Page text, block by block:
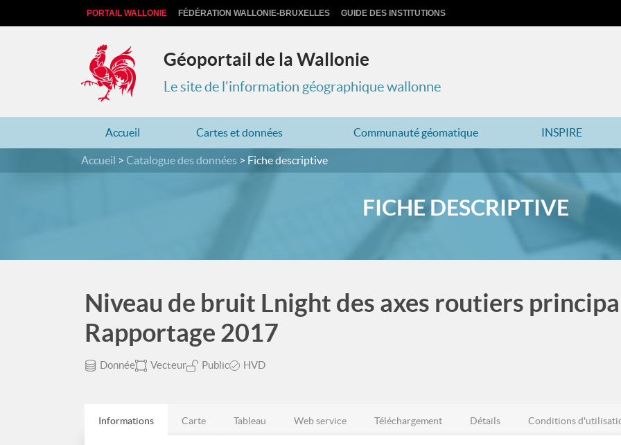
PORTAIL WALLONIE FÉDÉRATION WALLONIE-BRUXELLES GUIDE DES INSTITUTIONS
Géoportail de la Wallonie
Le site de l'information géographique wallonne
Accueil Cartes et données Communauté géomatique INSPIRE
Accueil Catalogue des données Fiche descriptive
FICHE DESCRIPTIVE
Niveau de bruit Lnight des axes routiers
Rapportage 2017
Donnée Vecteur Public HVD
Informations Carte Tableau Web service Téléchargement Détails Conditions